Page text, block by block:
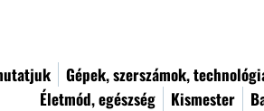
Gépek, szerszámok,
Életmód, egészség
Kismester